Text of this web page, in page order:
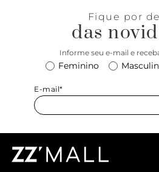
Fique por
das
Informe seu e-mail e
Feminino
E-mail*